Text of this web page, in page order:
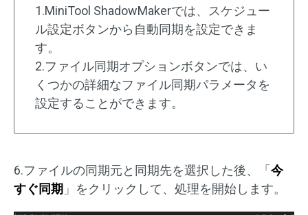
1.MiniTool ShadowMakerでは、スケジュー
ル設定ボタンから自動同期を設定できま
す。
2.ファイル同期オプションボタンでは、い
くつかの詳細なファイル同期パラメータを
設定することができます。
6.ファイルの同期元と同期先を選択した後、「今
すぐ同期 」をクリックして、処理を開始します。